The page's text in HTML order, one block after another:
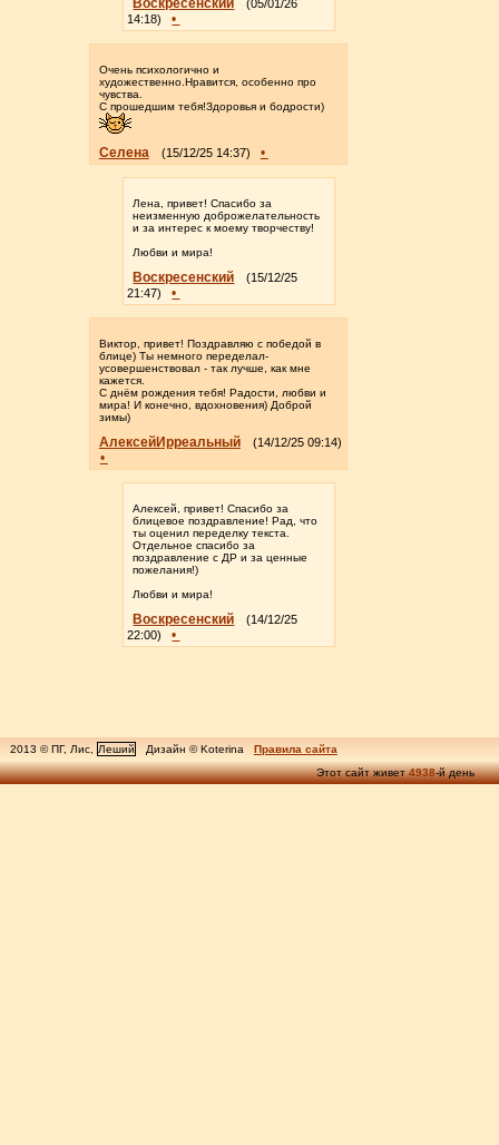
Воскресенский
(05/01/26
14:18)
•
Очень психологично и
художественно.Нравится, особенно про
чувства.
С прошедшим тебя!Здоровья и бодрости)
Селена (15/12/25 14:37) •
Лена, привет! Спасибо за
неизменную доброжелательность
и за интерес к моему творчеству!
Любви и мира!
Воскресенский
(15/12/25
21:47)
•
Виктор, привет! Поздравляю с победой в
блице) Ты немного переделал-
усовершенствовал - так лучше, как мне
кажется.
С днём рождения тебя! Радости, любви и
мира! И конечно, вдохновения) Доброй
зимы)
АлексейИрреальный (14/12/25 09:14)
•
Алексей, привет! Спасибо за
блицевое поздравление! Рад, что
ты оценил переделку текста.
Отдельное спасибо за
поздравление с ДР и за ценные
пожелания!)
Любви и мира!
Воскресенский
(14/12/25
22:00)
•
2013 © ПГ, Лис, Леший Дизайн © Koterina
Правила сайта
Этот сайт живет4938-й день